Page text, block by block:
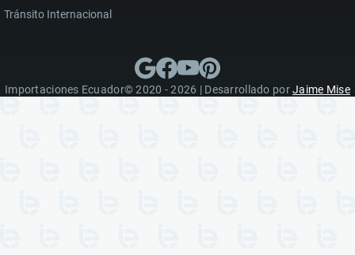
Tránsito Internacional
Importaciones Ecuador© 2020 - 2026 | Desarrollado porJaime Mise